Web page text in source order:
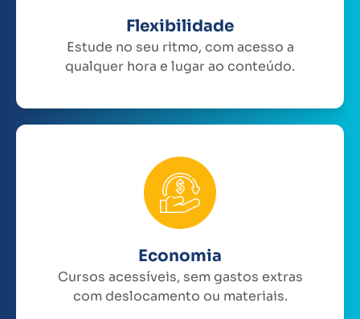
Flexibilidade
Estude no seu ritmo, com acesso a
qualquer hora e lugar ao conteúdo.
Economia
Cursos acessíveis, sem gastos extras
com deslocamento ou materiais.